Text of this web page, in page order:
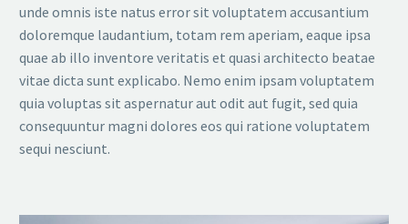
unde omnis iste natus error sit voluptatem accusantium
doloremque laudantium, totam rem aperiam, eaque ipsa
quae ab illo inventore veritatis et quasi architecto beatae
vitae dicta sunt explicabo. Nemo enim ipsam voluptatem
quia voluptas sit aspernatur aut odit aut fugit, sed quia
consequuntur magni dolores eos qui ratione voluptatem
sequi nesciunt.